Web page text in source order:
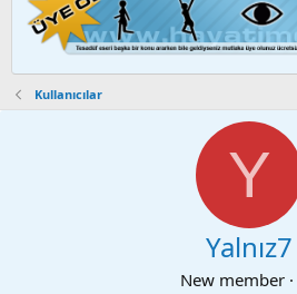
Kullanıcılar
Y
Yalnız7
New member ·